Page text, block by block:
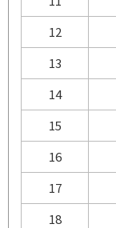
12
13
14
15
16
17
18